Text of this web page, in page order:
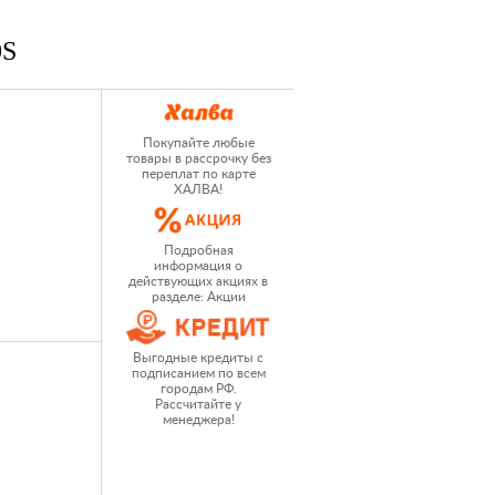
Покупайте любые
товары в рассрочку без
переплат по карте
ХАЛВА!
Подробная
информация о
действующих акциях в
разделе: Акции
Выгодные кредиты с
подписанием по всем
городам РФ.
Рассчитайте у
менеджера!